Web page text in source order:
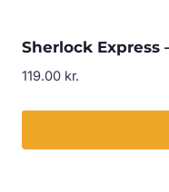
Sherlock Express
119.00 kr.